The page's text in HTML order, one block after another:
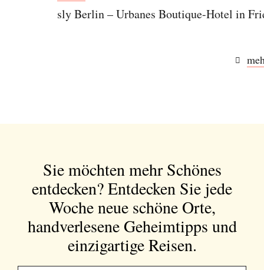
sly Berlin – Urbanes Boutique-Hotel in
Sie möchten mehr Schönes
entdecken?Entdecken Sie jede
Woche neue schöne Orte,
handverlesene Geheimtipps und
einzigartige Reisen.